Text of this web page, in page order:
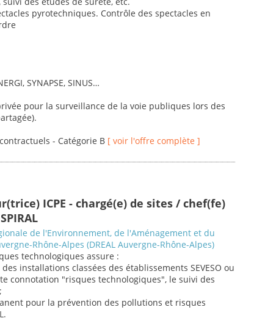
pyrotechniques. Contrôle des spectacles en
SYNAPSE, SINUS…
pour la surveillance de la voie publiques lors des
- Catégorie B [ voir l'offre complète ]
ICPE - chargé(e) de sites / chef(fe)
de l'Environnement, de l'Aménagement et du
Rhône-Alpes (DREAL Auvergne-Rhône-Alpes)
technologiques assure :
installations classées des établissements SEVESO ou
connotation "risques technologiques", le suivi des
pour la prévention des pollutions et risques